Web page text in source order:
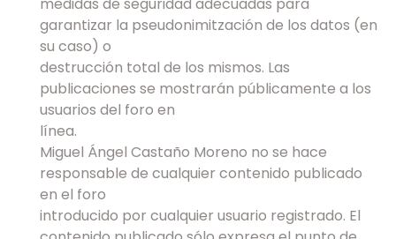
garantizar la pseudonimitzación de los datos (en
su caso) o
destrucción total de los mismos. Las
publicaciones se mostrarán públicamente a los
usuarios del foro en
línea.
Miguel Ángel Castaño Moreno no se hace
responsable de cualquier contenido publicado
en el foro
introducido por cualquier usuario registrado. El